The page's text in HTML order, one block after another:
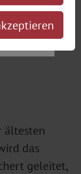
ältesten
das
geleitet,